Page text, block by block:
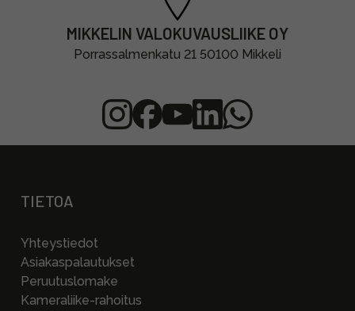
MIKKELIN VALOKUVAUSLIIKE OY
Porrassalmenkatu 21 50100 Mikkeli
TIETOA
Yhteystiedot
Asiakaspalautukset
Peruutuslomake
Kameraliike-rahoitus